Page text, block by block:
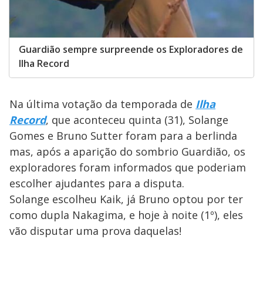
Guardião sempre surpreende os Exploradores de
Ilha Record
Na última votação da temporada de Ilha
Record, que aconteceu quinta (31), Solange
Gomes e Bruno Sutter foram para a berlinda
mas, após a aparição do sombrio Guardião, os
exploradores foram informados que poderiam
escolher ajudantes para a disputa.
Solange escolheu Kaik, já Bruno optou por ter
como dupla Nakagima, e hoje à noite (1º), eles
vão disputar uma prova daquelas!